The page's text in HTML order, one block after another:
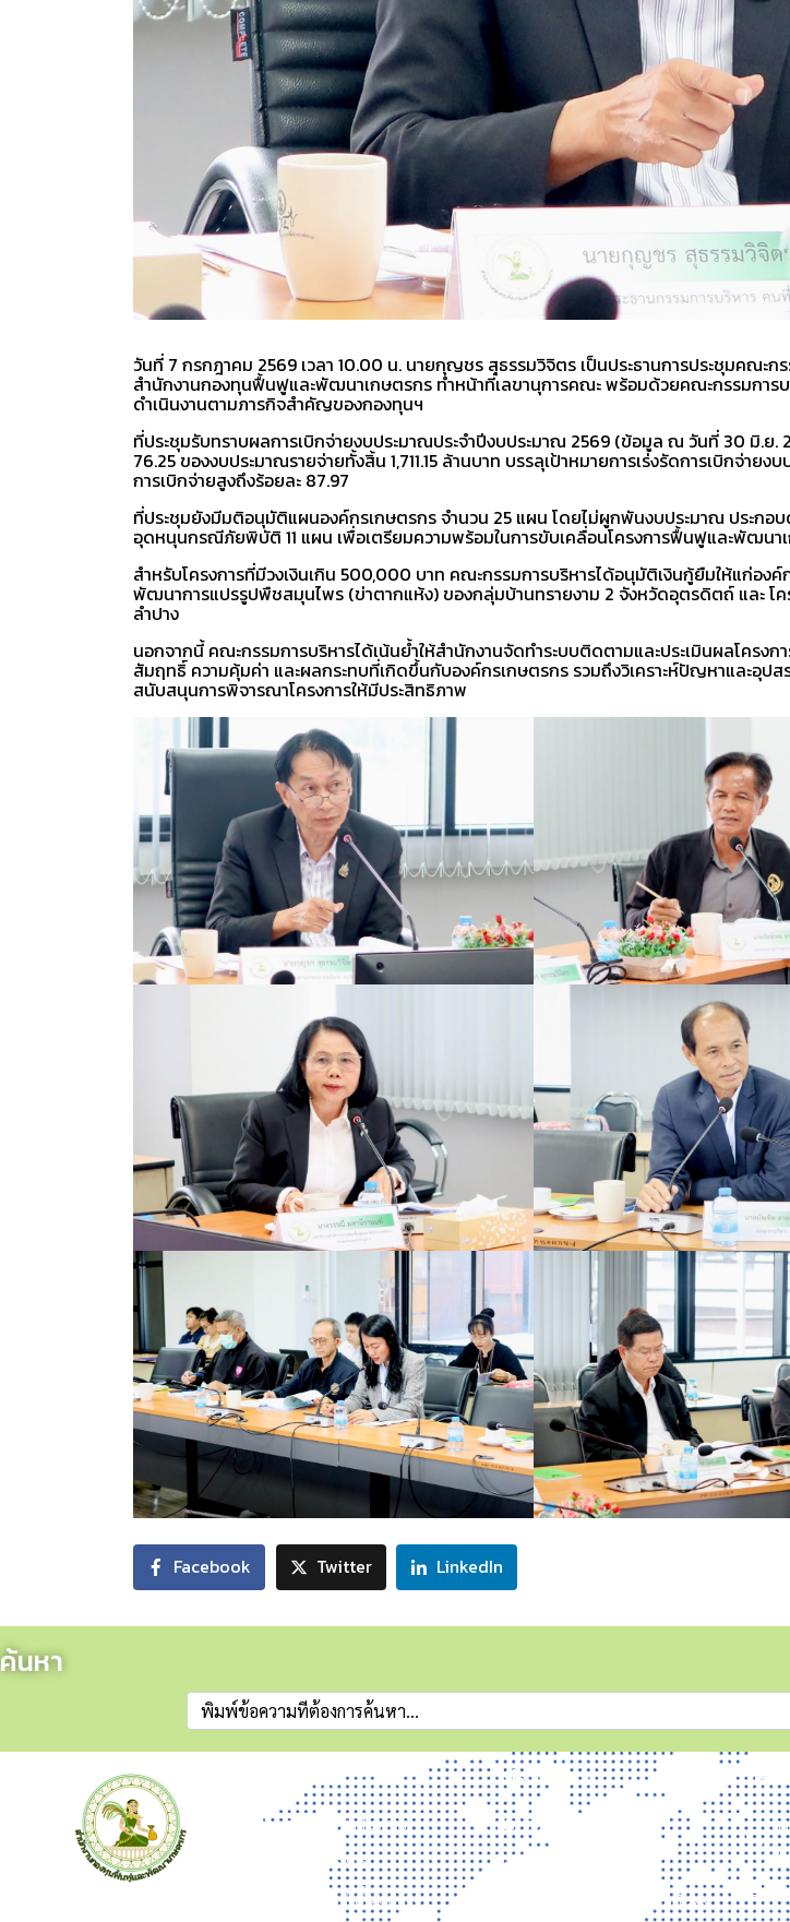
วันที่ 7 กรกฎาคม 2569 เวลา 10.00 น. นายกุญชร สุธรรมวิจิตร เป็นประธานการประชุมคณะ
สำนักงานกองทุนฟื้นฟูและพัฒนาเกษตรกร ทำหน้าที่เลขานุการคณะ พร้อมด้วยคณะกรรมการ
ดำเนินงานตามภารกิจสำคัญของกองทุนฯ
ที่ประชุมรับทราบผลการเบิกจ่ายงบประมาณประจำปีงบประมาณ 2569 (ข้อมูล ณ วันที่ 30 มิ.ย.
76.25 ของงบประมาณรายจ่ายทั้งสิ้น 1,711.15 ล้านบาท บรรลุเป้าหมายการเร่งรัดการเบิกจ่า
การเบิกจ่ายสูงถึงร้อยละ 87.97
ที่ประชุมยังมีมติอนุมัติแผนองค์กรเกษตรกร จำนวน 25 แผน โดยไม่ผูกพันงบประมาณ ประกอบ
อุดหนุนกรณีภัยพิบัติ 11 แผน เพื่อเตรียมความพร้อมในการขับเคลื่อนโครงการฟื้นฟูและพัฒนา
สำหรับโครงการที่มีวงเงินเกิน 500,000 บาท คณะกรรมการบริหารได้อนุมัติเงินกู้ยืมให้แก่อง
พัฒนาการแปรรูปพืชสมุนไพร (ข่าตากแห้ง) ของกลุ่มบ้านทรายงาม 2 จังหวัดอุตรดิตถ์ และ โ
ลำปาง
นอกจากนี้ คณะกรรมการบริหารได้เน้นย้ำให้สำนักงานจัดทำระบบติดตามและประเมินผลโครง
สัมฤทธิ์ ความคุ้มค่า และผลกระทบที่เกิดขึ้นกับองค์กรเกษตรกร รวมถึงวิเคราะห์ปัญหาและอุป
สนับสนุนการพิจารณาโครงการให้มีประสิทธิภาพ
Facebook Twitter LinkedIn
ค้นหา
ข่าวสาร
ข่าวประชาสัมพันธ์
ข่าวผู้บริหาร
ประกาศจัดซื้อจัดจ้าง
เกี่ยวกับเรา
ติดต่อเรา
นโยบายการรักษาความมั่นคง
บริก
ก
คุ